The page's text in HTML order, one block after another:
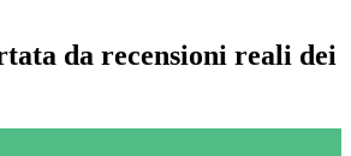
da recensioni reali dei